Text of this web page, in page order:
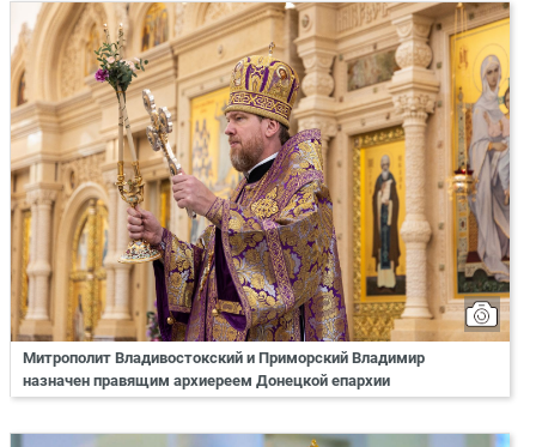
Митрополит Владивостокский и Приморский Владимир
назначен правящим архиереем Донецкой епархии